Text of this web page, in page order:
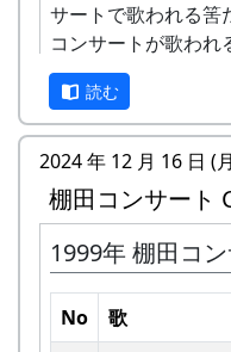
サートで歌われる筈
コンサートが歌われ
棚田のうた ～
読む
2024 年 12 月 16 日 (
棚田コンサート
1999年 棚田コ
No 歌